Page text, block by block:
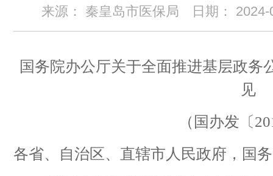
来源： 秦皇岛市医保局 日期：
国务院办公厅关于全面推进基层政务
见
（国办发〔
各省、自治区、直辖市人民政府，国